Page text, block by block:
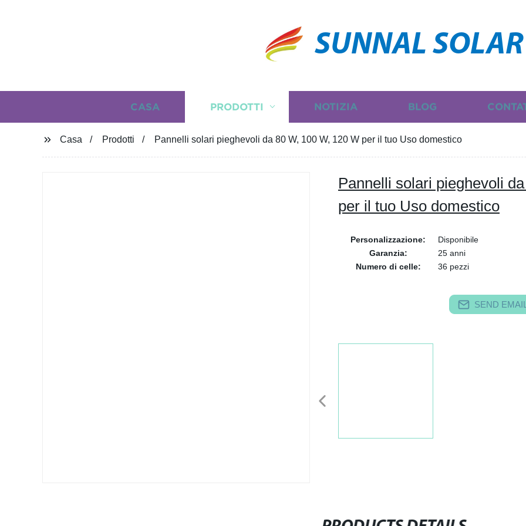
SUNNAL SOLAR
CASA PRODOTTI NOTIZIA BLOG
Casa Prodotti Pannelli solari pieghevoli da 80 W, 100 W, 120 W per il tuo Uso domestico
Pannelli solari pieghevoli
per il tuo Uso domestico
Personalizzazione:
Disponibile
Garanzia:
25 anni
Numero di celle:
36 pezzi
SEND